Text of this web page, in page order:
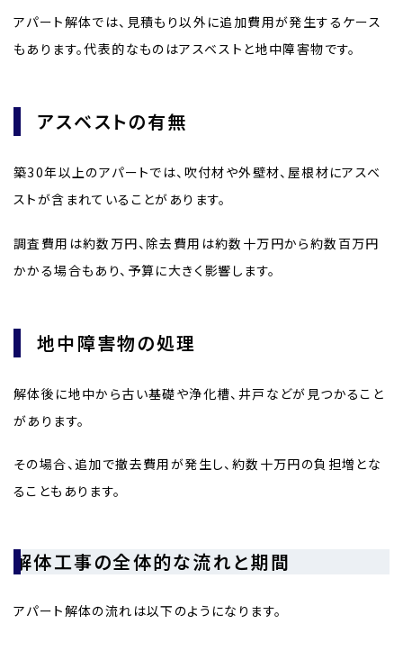
アパート解体では、見積もり以外に追加費用が発生するケース
もあります。代表的なものはアスベストと地中障害物です。
アスベストの有無
築30年以上のアパートでは、吹付材や外壁材、屋根材にアスベ
ストが含まれていることがあります。
調査費用は約数万円、除去費用は約数十万円から約数百万円
かかる場合もあり、予算に大きく影響します。
地中障害物の処理
解体後に地中から古い基礎や浄化槽、井戸などが見つかること
があります。
その場合、追加で撤去費用が発生し、約数十万円の負担増とな
ることもあります。
解体工事の全体的な流れと期間
アパート解体の流れは以下のようになります。